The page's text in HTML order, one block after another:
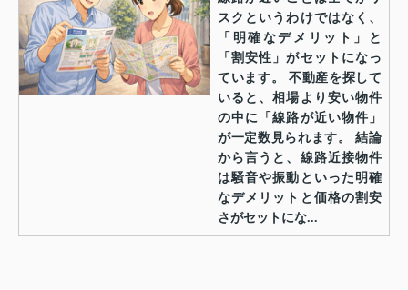
スクというわけではなく、
「明確なデメリット」と
「割安性」がセットになっ
ています。 不動産を探して
いると、相場より安い物件
の中に「線路が近い物件」
が一定数見られます。 結論
から言うと、線路近接物件
は騒音や振動といった明確
なデメリットと価格の割安
さがセットにな...